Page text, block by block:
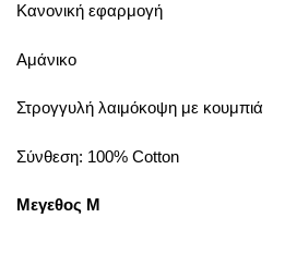
Κανονική εφαρμογή
Αμάνικο
Στρογγυλή λαιμόκοψη με κουμπιά
Σύνθεση: 100% Cotton
Μεγεθος M